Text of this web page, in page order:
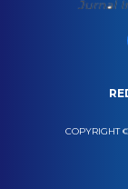
COPYRIGHT